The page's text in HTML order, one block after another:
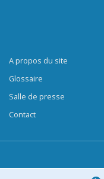
A propos du site
Glossaire
Salle de presse
Contact